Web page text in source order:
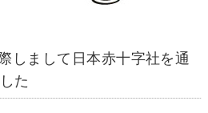
しまして日本赤十字社を通
た